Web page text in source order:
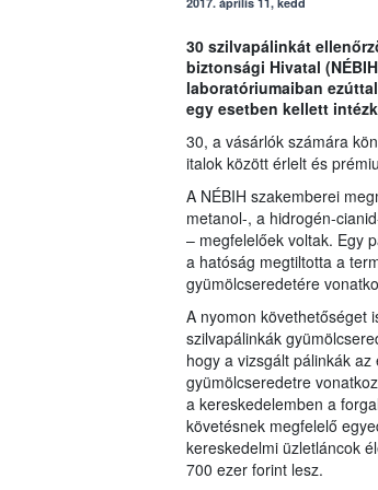
30 szilvapálinkát
biztonsági Hivatal
laboratóriumaiban
egy esetben kellett
30, a vásárlók számára
italok között érlelt és
A NÉBIH szakemberei
metanol-, a hidrogén-
– megfelelőek voltak. Egy
a hatóság megtiltotta a
gyümölcseredetére
A nyomon követhetőséget
szilvapálinkák
hogy a vizsgált pálinkák
gyümölcseredetre
a kereskedelemben a
követésnek megfelelő
kereskedelmi üzletláncok
700 ezer forint lesz.